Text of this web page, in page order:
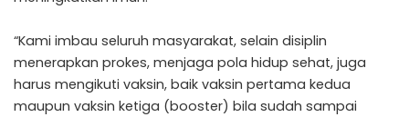
“Kami imbau seluruh masyarakat, selain disiplin
menerapkan prokes, menjaga pola hidup sehat, juga
harus mengikuti vaksin, baik vaksin pertama kedua
maupun vaksin ketiga (booster) bila sudah sampai